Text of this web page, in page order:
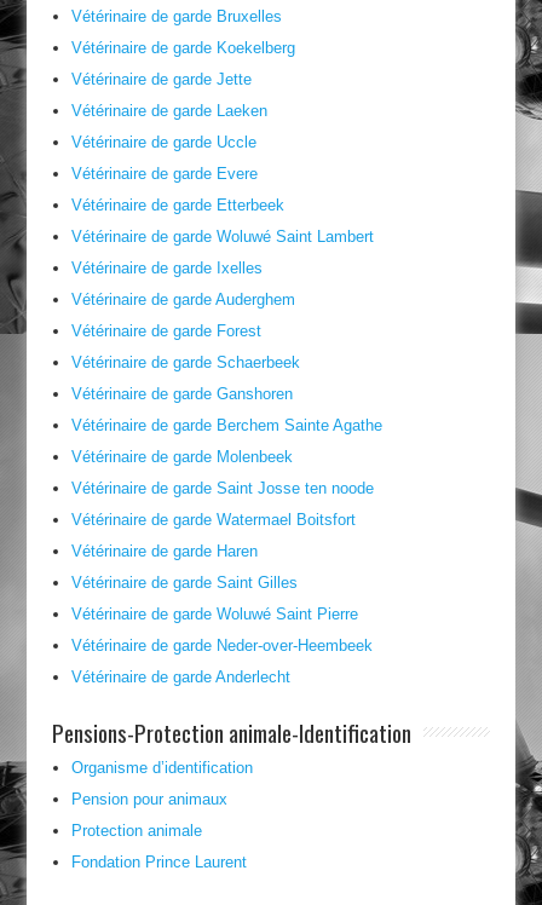
Vétérinaire de garde Bruxelles
Vétérinaire de garde Koekelberg
Vétérinaire de garde Jette
Vétérinaire de garde Laeken
Vétérinaire de garde Uccle
Vétérinaire de garde Evere
Vétérinaire de garde Etterbeek
Vétérinaire de garde Woluwé Saint Lambert
Vétérinaire de garde Ixelles
Vétérinaire de garde Auderghem
Vétérinaire de garde Forest
Vétérinaire de garde Schaerbeek
Vétérinaire de garde Ganshoren
Vétérinaire de garde Berchem Sainte Agathe
Vétérinaire de garde Molenbeek
Vétérinaire de garde Saint Josse ten noode
Vétérinaire de garde Watermael Boitsfort
Vétérinaire de garde Haren
Vétérinaire de garde Saint Gilles
Vétérinaire de garde Woluwé Saint Pierre
Vétérinaire de garde Neder-over-Heembeek
Vétérinaire de garde Anderlecht
Pensions-Protection animale-Identification
Organisme d’identification
Pension pour animaux
Protection animale
Fondation Prince Laurent